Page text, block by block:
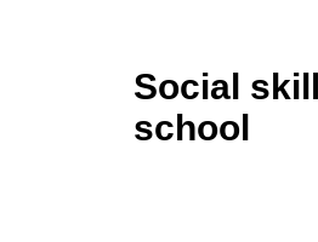
Social
school